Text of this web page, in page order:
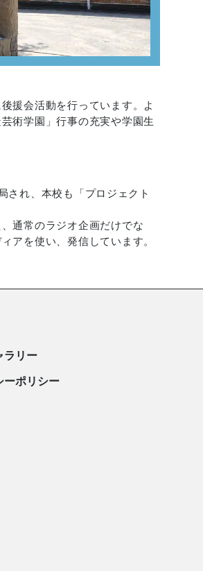
援会活動を行っています。よ
術学園」行事の充実や学園生
され、本校も「プロジェクト
通常のラジオ企画だけでな
アを使い、発信しています。
ラリー
ーポリシー